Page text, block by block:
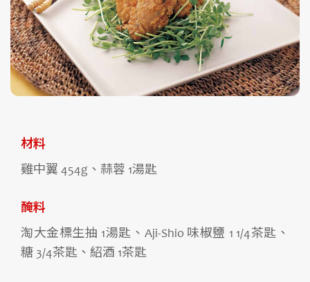
材料
雞中翼 454g、蒜蓉 1湯匙
醃料
淘大金標生抽 1湯匙、Aji-Shio 味椒鹽 1 1/4茶匙、
糖 3/4茶匙、紹酒 1茶匙